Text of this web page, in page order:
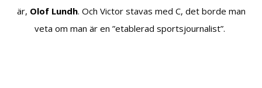
är, Olof Lundh. Och Victor stavas med C, det borde man
veta om man är en ”etablerad sportsjournalist”.